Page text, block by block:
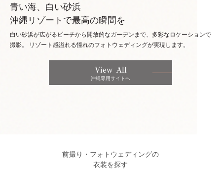
青い海、白い砂浜
沖縄リゾートで最高の瞬間を
白い砂浜が広がるビーチから開放的なガーデンまで、多彩なロケーションで
撮影。
リゾート感溢れる憧れのフォトウェディングが実現します。
View All
沖縄専用サイトへ
前撮り・フォトウェディングの
衣装を探す